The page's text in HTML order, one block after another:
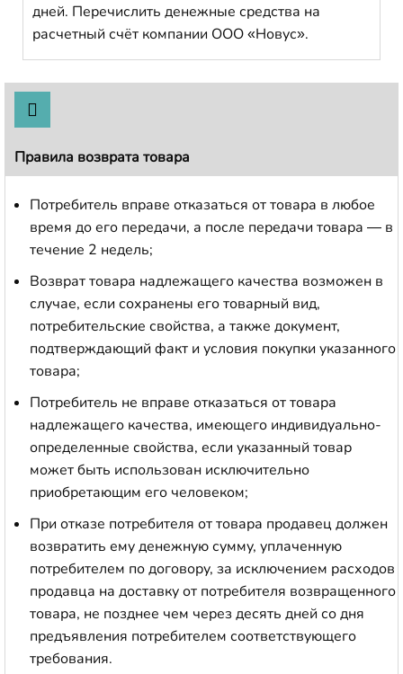
дней. Перечислить денежные средства на
расчетный счёт компании ООО «Новус».
Правила возврата товара
Потребитель вправе отказаться от товара в любое
время до его передачи, а после передачи товара — в
течение 2 недель;
Возврат товара надлежащего качества возможен в
случае, если сохранены его товарный вид,
потребительские свойства, а также документ,
подтверждающий факт и условия покупки указанного
товара;
Потребитель не вправе отказаться от товара
надлежащего качества, имеющего индивидуально-
определенные свойства, если указанный товар
может быть использован исключительно
приобретающим его человеком;
При отказе потребителя от товара продавец должен
возвратить ему денежную сумму, уплаченную
потребителем по договору, за исключением расходов
продавца на доставку от потребителя возвращенного
товара, не позднее чем через десять дней со дня
предъявления потребителем соответствующего
требования.